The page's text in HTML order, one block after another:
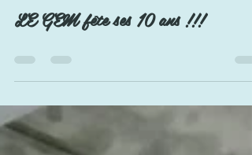
Les Moments Partagés
30 juin 2025
0 min de lecture